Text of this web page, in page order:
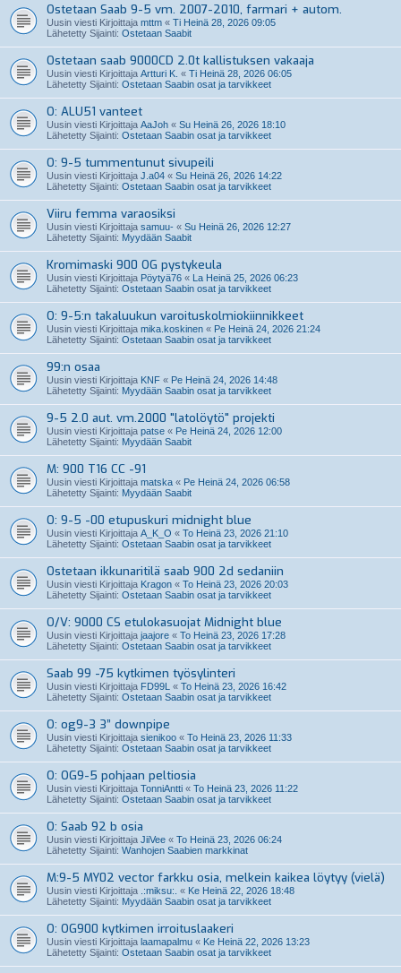
Ostetaan Saab 9-5 vm. 2007-2010, farmari + autom.
Uusin viesti Kirjoittaja mttm « Ti Heinä 28, 2026 09:05
Lähetetty Sijainti: Ostetaan Saabit
Ostetaan saab 9000CD 2.0t kallistuksen vakaaja
Uusin viesti Kirjoittaja Artturi K. « Ti Heinä 28, 2026 06:05
Lähetetty Sijainti: Ostetaan Saabin osat ja tarvikkeet
O: ALU51 vanteet
Uusin viesti Kirjoittaja AaJoh « Su Heinä 26, 2026 18:10
Lähetetty Sijainti: Ostetaan Saabin osat ja tarvikkeet
O: 9-5 tummentunut sivupeili
Uusin viesti Kirjoittaja J.a04 « Su Heinä 26, 2026 14:22
Lähetetty Sijainti: Ostetaan Saabin osat ja tarvikkeet
Viiru femma varaosiksi
Uusin viesti Kirjoittaja samuu- « Su Heinä 26, 2026 12:27
Lähetetty Sijainti: Myydään Saabit
Kromimaski 900 OG pystykeula
Uusin viesti Kirjoittaja Pöytyä76 « La Heinä 25, 2026 06:23
Lähetetty Sijainti: Ostetaan Saabin osat ja tarvikkeet
O: 9-5:n takaluukun varoituskolmiokiinnikkeet
Uusin viesti Kirjoittaja mika.koskinen « Pe Heinä 24, 2026 21:24
Lähetetty Sijainti: Ostetaan Saabin osat ja tarvikkeet
99:n osaa
Uusin viesti Kirjoittaja KNF « Pe Heinä 24, 2026 14:48
Lähetetty Sijainti: Myydään Saabin osat ja tarvikkeet
9-5 2.0 aut. vm.2000 "latolöytö" projekti
Uusin viesti Kirjoittaja patse « Pe Heinä 24, 2026 12:00
Lähetetty Sijainti: Myydään Saabit
M: 900 T16 CC -91
Uusin viesti Kirjoittaja matska « Pe Heinä 24, 2026 06:58
Lähetetty Sijainti: Myydään Saabit
O: 9-5 -00 etupuskuri midnight blue
Uusin viesti Kirjoittaja A_K_O « To Heinä 23, 2026 21:10
Lähetetty Sijainti: Ostetaan Saabin osat ja tarvikkeet
Ostetaan ikkunaritilä saab 900 2d sedaniin
Uusin viesti Kirjoittaja Kragon « To Heinä 23, 2026 20:03
Lähetetty Sijainti: Ostetaan Saabin osat ja tarvikkeet
O/V: 9000 CS etulokasuojat Midnight blue
Uusin viesti Kirjoittaja jaajore « To Heinä 23, 2026 17:28
Lähetetty Sijainti: Ostetaan Saabin osat ja tarvikkeet
Saab 99 -75 kytkimen työsylinteri
Uusin viesti Kirjoittaja FD99L « To Heinä 23, 2026 16:42
Lähetetty Sijainti: Ostetaan Saabin osat ja tarvikkeet
O: og9-3 3” downpipe
Uusin viesti Kirjoittaja sienikoo « To Heinä 23, 2026 11:33
Lähetetty Sijainti: Ostetaan Saabin osat ja tarvikkeet
O: OG9-5 pohjaan peltiosia
Uusin viesti Kirjoittaja TonniAntti « To Heinä 23, 2026 11:22
Lähetetty Sijainti: Ostetaan Saabin osat ja tarvikkeet
O: Saab 92 b osia
Uusin viesti Kirjoittaja JiiVee « To Heinä 23, 2026 06:24
Lähetetty Sijainti: Wanhojen Saabien markkinat
M:9-5 MY02 vector farkku osia, melkein kaikea löytyy (vielä)
Uusin viesti Kirjoittaja .:miksu:. « Ke Heinä 22, 2026 18:48
Lähetetty Sijainti: Myydään Saabin osat ja tarvikkeet
O: OG900 kytkimen irroituslaakeri
Uusin viesti Kirjoittaja laamapalmu « Ke Heinä 22, 2026 13:23
Lähetetty Sijainti: Ostetaan Saabin osat ja tarvikkeet